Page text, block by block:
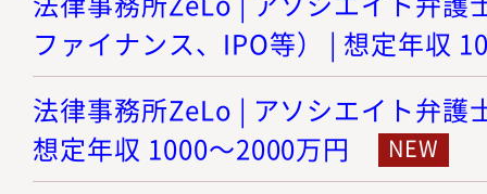
ファイナンス、IPO等） | 想定年収
法律事務所ZeLo | アソシエイト弁護
想定年収 1000～2000万円